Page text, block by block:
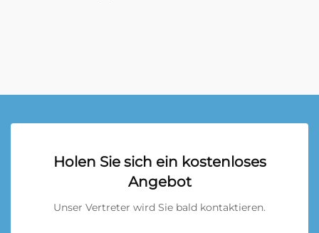
Holen Sie sich ein kostenloses
Angebot
Unser Vertreter wird Sie bald kontaktieren.